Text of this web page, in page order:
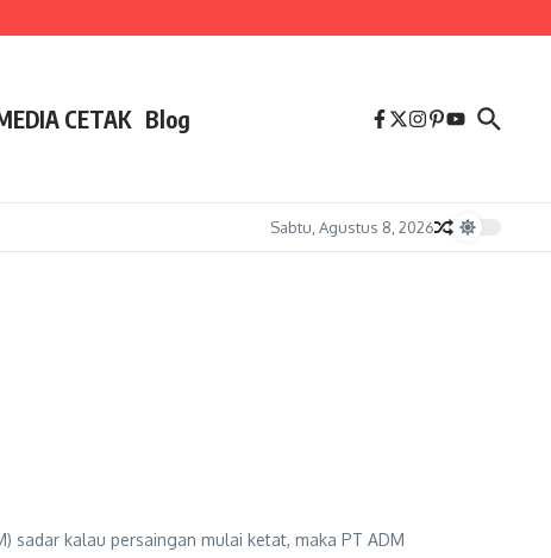
CETAK Blog
Sabtu, Agustus 8, 2026
sadar kalau persaingan mulai ketat, maka PT ADM